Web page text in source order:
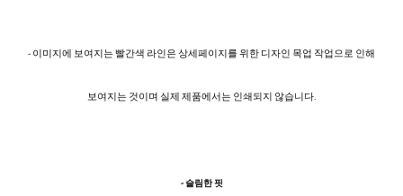
- 이미지에 보여지는 빨간색 라인은 상세페이지를 위한 디자인 목업 작업으로 인해
보여지는 것이며 실제 제품에서는 인쇄되지 않습니다.
- 슬림한 핏